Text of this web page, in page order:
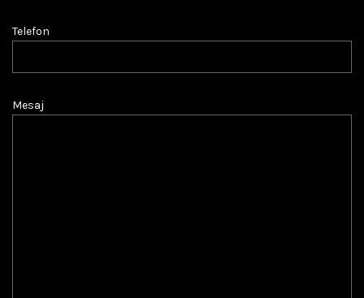
Telefon
Mesaj